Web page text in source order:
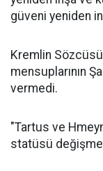
güveni yeniden
Kremlin
mensuplarının
vermedi.
"Tartus ve
statüsü